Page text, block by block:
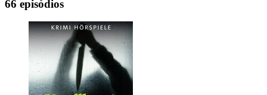
66 episódios